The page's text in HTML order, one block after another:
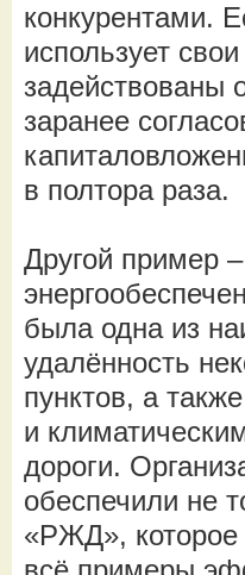
конкурентами.
использует
задействованы
заранее
в полтора раза.
Другой пример
была одна из
удалённость
пунктов, а
и
дороги.
обеспечили не
«РЖД», которое